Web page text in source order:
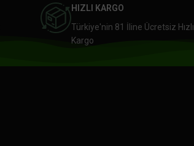
HIZLI KARGO
Türkiye'nin 81 İline Ücretsiz Hızlı
Kargo